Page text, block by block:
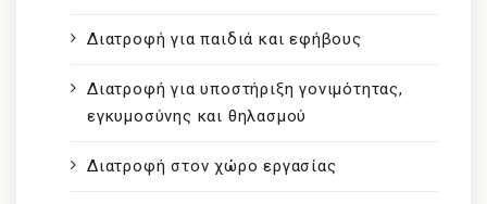
Διατροφή για παιδιά και εφήβους
Διατροφή για υποστήριξη γονιμότητας,
εγκυμοσύνης και θηλασμού
Διατροφή στον χώρο εργασίας